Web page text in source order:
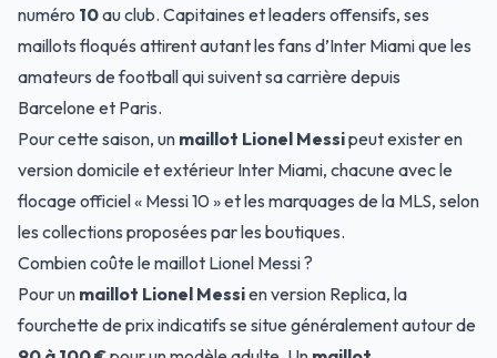
numéro 10au club. Capitaines et leaders offensifs, ses
maillots floqués attirent autant les fans d’Inter Miami que les
amateurs de football qui suivent sa carrière depuis
Barcelone et Paris.
Pour cette saison, un maillot Lionel Messipeut exister en
version domicile et extérieur Inter Miami, chacune avec le
flocage officiel « Messi 10 » et les marquages de la MLS, selon
les collections proposées par les boutiques.
Combien coûte le maillot Lionel Messi ?
Pour un maillot Lionel Messien version Replica, la
fourchette de prix indicatifs se situe généralement autour de